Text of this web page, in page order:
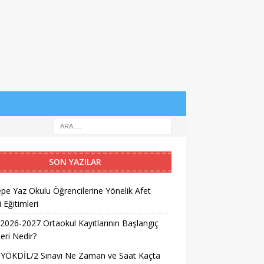
SON YAZILAR
Yaz Okulu Öğrencilerine Yönelik Afet
Eğitimleri
2027 Ortaokul Kayıtlarının Başlangıç
Nedir?
2 Sınavı Ne Zaman ve Saat Kaçta